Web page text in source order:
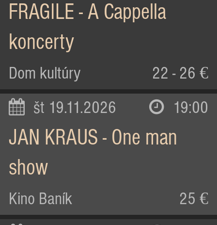
FRAGILE - A Cappella
koncerty
Dom kultúry 22 - 26 €
št 19.11.2026 19:00
JAN KRAUS - One man
show
Kino Baník 25 €